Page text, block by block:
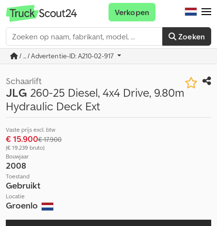
Zoeken
Verkopen
/ ... / Advertentie-ID: A210-02-917
Schaarlift
JLG 260-25 Diesel, 4x4 Drive, 9.80m
Hydraulic Deck Ext
Vaste prijs excl. btw
€ 15.900€ 17.900
(€ 19.239 bruto)
Bouwjaar
2008
Toestand
Gebruikt
Locatie
Groenlo